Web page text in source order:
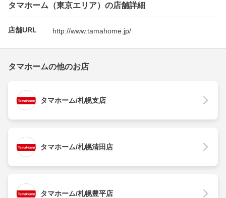
タマホーム（東京エリア）の店舗詳細
店舗URL http://www.tamahome.jp/
タマホームの他のお店
タマホーム/札幌支店
タマホーム/札幌清田店
タマホーム/札幌豊平店